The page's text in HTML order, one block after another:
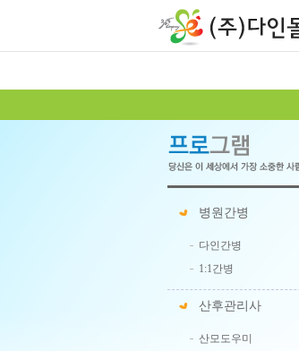
병원간병
다인간병
1:1간병
산후관리사
산모도우미